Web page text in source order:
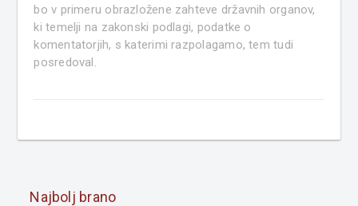
bo v primeru obrazložene zahteve državnih organov,
ki temelji na zakonski podlagi, podatke o
komentatorjih, s katerimi razpolagamo, tem tudi
posredoval.
Najbolj brano